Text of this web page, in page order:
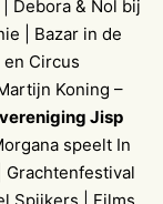
Debora & Nol bij
| Bazar in de
en Circus
Koning –
Jisp
speelt In
Grachtenfestival